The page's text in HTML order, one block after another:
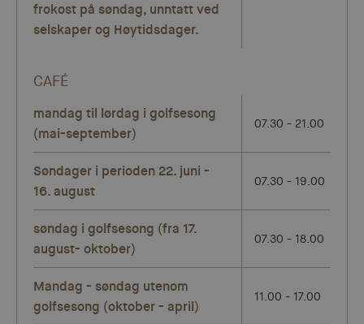
frokost på søndag, unntatt ved
selskaper og Høytidsdager.
CAFÉ
mandag til lørdag i golfsesong
(mai-september)
07.30 - 21.00
Søndager i perioden 22. juni -
16. august
07.30 - 19.00
søndag i golfsesong (fra 17.
august- oktober)
07.30 - 18.00
Mandag - søndag utenom
golfsesong (oktober - april)
11.00 - 17.00